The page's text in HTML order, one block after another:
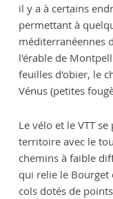
il y a à certains
permettant à
méditerranéennes
l'érable de
feuilles d'obier, le
Vénus (petites
Le vélo et le VTT
territoire avec le
chemins à faible
qui relie le Bourget
cols dotés de